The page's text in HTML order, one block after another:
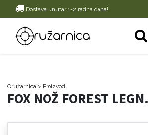
Dostava unutar 1-2 radna dana!
Oružarnica > Proizvodi
FOX NOŽ FOREST LEGN.